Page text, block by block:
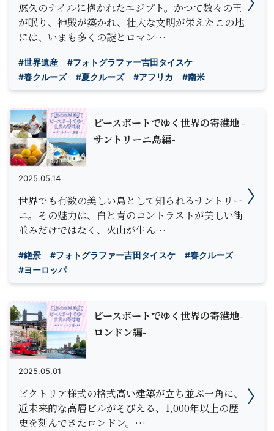
悠久のナイルに抱かれたエジプト。かつて数々の王
が眠り、神殿が築かれ、壮大な文明が栄えたこの地
には、いまも多くの謎とロマン…
#世界遺産
#フォトグラファー吉田タイスケ
#春クルーズ
#夏クルーズ #アフリカ #南米
ピースボートでゆく世界の寄港地 -
サントリーニ島編-
2025.05.14
世界でも有数の美しい島として知られるサントリー
ニ。その魅力は、白と青のコントラストが美しい街
並みだけではなく、火山が生ん…
#絶景 #フォトグラファー吉田タイスケ
#春クルーズ
#ヨーロッパ
ピースボートでゆく世界の寄港地-
ロンドン編-
2025.05.01
ビクトリア様式の格式高い建築が立ち並ぶ一角に、
近未来的な高層ビルがそびえる、1,000年以上の歴
史を刻んできたロンドン。…